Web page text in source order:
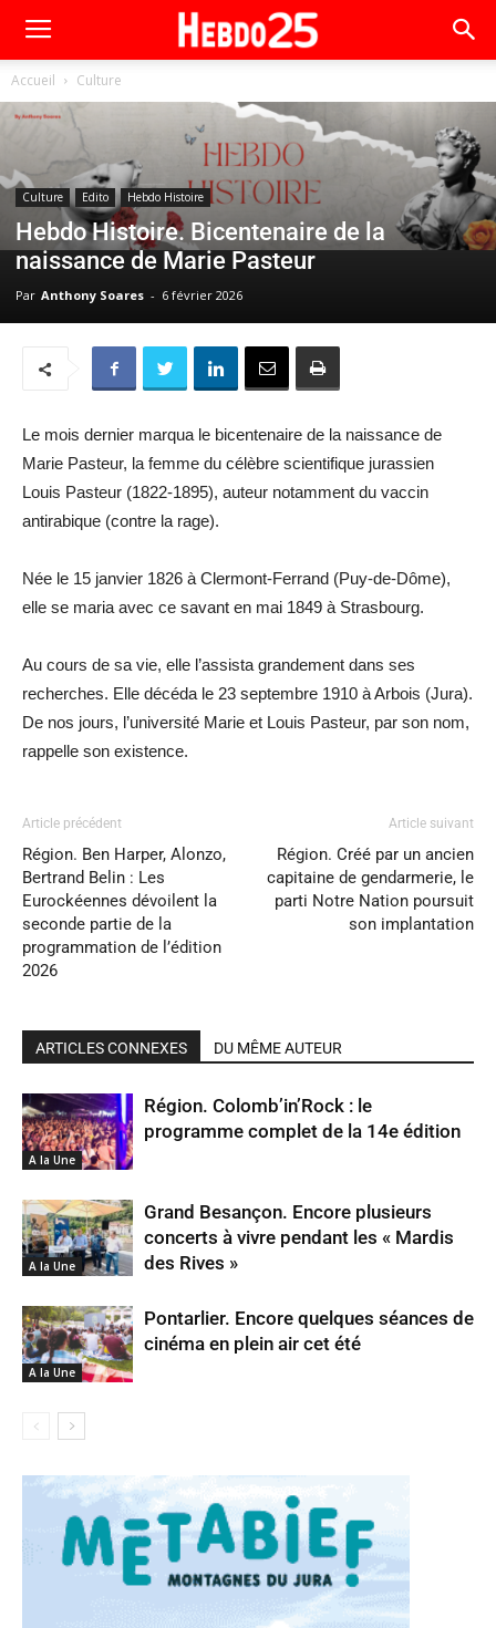
Accueil Culture
Culture Edito Hebdo Histoire
Hebdo Histoire. Bicentenaire de la
naissance de Marie Pasteur
Par Anthony Soares - 6 février 2026
Le mois dernier marqua le bicentenaire de la naissance de
Marie Pasteur, la femme du célèbre scientifique jurassien
Louis Pasteur (1822-1895), auteur notamment du vaccin
antirabique (contre la rage).
Née le 15 janvier 1826 à Clermont-Ferrand (Puy-de-Dôme),
elle se maria avec ce savant en mai 1849 à Strasbourg.
Au cours de sa vie, elle l’assista grandement dans ses
recherches. Elle décéda le 23 septembre 1910 à Arbois (Jura).
De nos jours, l’université Marie et Louis Pasteur, par son nom,
rappelle son existence.
Article précédent
Région. Ben Harper, Alonzo,
Bertrand Belin : Les
Eurockéennes dévoilent la
seconde partie de la
programmation de l’édition
2026
Article suivant
Région. Créé par un ancien
capitaine de gendarmerie, le
parti Notre Nation poursuit
son implantation
ARTICLES CONNEXES DU MÊME AUTEUR
A la Une
Région. Colomb’in’Rock : le
programme complet de la 14e édition
A la Une
Grand Besançon. Encore plusieurs
concerts à vivre pendant les « Mardis
des Rives »
A la Une
Pontarlier. Encore quelques séances de
cinéma en plein air cet été